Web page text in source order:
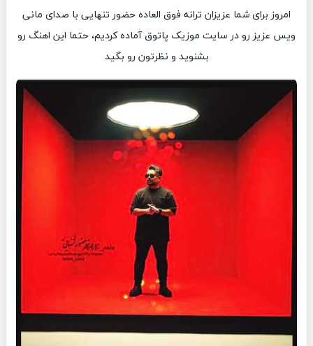
امروز برای شما عزیزان ترانه فوق العاده حضور تنهایی با صدای مانی
ویس عزیز رو در سایت موزیک پاتوق آماده کردیم، حتما این اهنگ رو
بشنوید و نظرتون رو بگید